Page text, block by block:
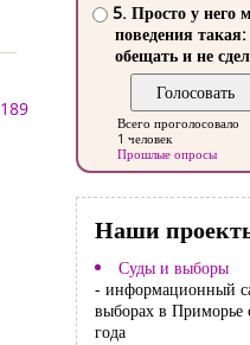
189
5. Просто у него
поведения такая:
обещать и не
Всего проголосовало
1 человек
Прошлые опросы
Наши
Суды и выборы
- информационный
выборах в Приморье
года